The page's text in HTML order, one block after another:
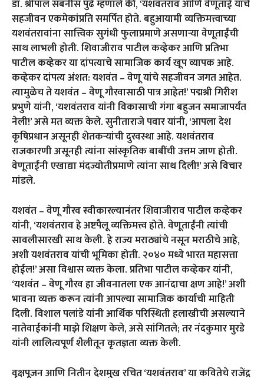
डॉ. श्रीपाल सबनीस पुढे म्हणाले की, ‘यशवंतराव आणि वेणूताई यांचे
सहजीवन एकमेकांप्रति समर्पित होते. बहुआयामी व्यक्तिमत्त्वाच्या
यशवंतरावांना सात्त्विक सुगंधी फुलाप्रमाणे असणाऱ्या वेणूताईंची
साथ लाभली होती. शिवाजीराव पाटील कव्हेकर आणि प्रतिभा
पाटील कव्हेकर या दांपत्याचे सामाजिक कार्य खूप व्यापक आहे.
कव्हेकर दांपत्य अंशत: यशवंत – वेणू यांचे सहजीवन जगत आहेत.
त्यामुळेच ते यशवंत – वेणू गौरवासाठी पात्र आहेत!’ पद्मश्री गिरीश
प्रभुणे यांनी, ‘यशवंतराव यांनी विकासाची गंगा बहुजन समाजापर्यंत
नेली!’ असे मत व्यक्त केले. सुनीताराजे पवार यांनी, ‘आपला देश
कृषिप्रधान असूनही शेतकऱ्यांची दुरवस्था आहे. यशवंतराव
राजकारणी असूनही त्यांना सांस्कृतिक बाबींची उत्तम जाण होती.
वेणूताईंनी एखाद्या मंदज्योतीप्रमाणे त्यांना साथ दिली!’ असे विचार
मांडले.
यशवंत – वेणू गौरव स्वीकारल्यानंतर शिवाजीराव पाटील कव्हेकर
यांनी, ‘यशवंतराव हे अष्टपैलू व्यक्तिमत्त्व होते. वेणूताईंनी त्यांची
सावलीसारखी साथ केली. हे राज्य मराठ्यांचे नसून मराठीचे आहे,
अशी यशवंतराव यांची भूमिका होती. २०४० मध्ये भारत महासत्ता
होईल!’ असा विश्वास व्यक्त केला. प्रतिभा पाटील कव्हेकर यांनी,
‘यशवंत – वेणू गौरव हा जीवनातला एक आनंदाचा क्षण आहे!’ अशी
भावना व्यक्त करून त्यांनी आपल्या सामाजिक कार्याची माहिती
दिली. विशाल पलांडे यांनी आर्थिक परिस्थिती हलाखीची असल्याने
नातेवाईकांनी माझे शिक्षण केले, असे सांगितले; तर नंदकुमार मुरडे
यांनी लालित्यपूर्ण शैलीतून कृतज्ञता व्यक्त केली.
वृक्षपूजन आणि नितीन देशमुख रचित ‘यशवंतराव’ या कवितेचे राजेंद्र